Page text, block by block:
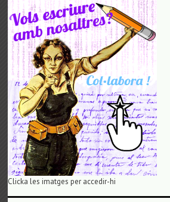
Clicka les imatges per accedir-hi